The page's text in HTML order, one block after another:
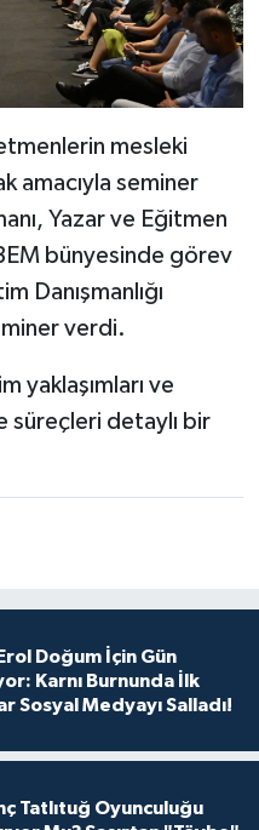
mesleki
amacıyla seminer
Yazar ve Eğitmen
bünyesinde görev
Danışmanlığı
verdi.
yaklaşımları ve
süreçleri detaylı bir
Doğum İçin Gün
Karnı Burnunda İlk
Sosyal Medyayı Salladı!
Tatlıtuğ Oyunculuğu